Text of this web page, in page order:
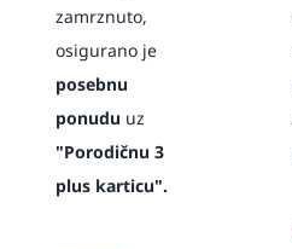
zamrznuto,
osigurano je
posebnu
ponudu uz
"Porodičnu 3
plus karticu".